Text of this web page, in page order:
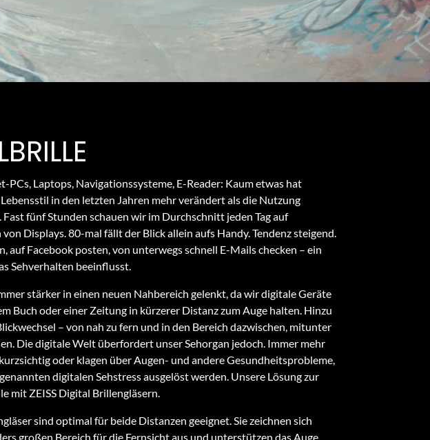
PCs, Laptops, Navigationssysteme, E-Reader: Kaum etwas hat
in den letzten Jahren mehr verändert als die Nutzung
fünf Stunden schauen wir im Durchschnitt jeden Tag auf
Displays. 80-mal fällt der Blick allein aufs Handy. Tendenz steigend.
auf Facebook posten, von unterwegs schnell E-Mails checken – ein
Sehverhalten beeinflusst.
stärker in einen neuen Nahbereich gelenkt, da wir digitale Geräte
Buch oder einer Zeitung in kürzerer Distanz zum Auge halten. Hinzu
– von nah zu fern und in den Bereich dazwischen, mitunter
Die digitale Welt überfordert unser Sehorgan jedoch. Immer mehr
oder klagen über Augen- und andere Gesundheitsprobleme,
digitalen Sehstress ausgelöst werden. Unsere Lösung zur
mit ZEISS Digital Brillengläsern.
sind optimal für beide Distanzen geeignet. Sie zeichnen sich
großen Bereich für die Fernsicht aus und unterstützen das Auge